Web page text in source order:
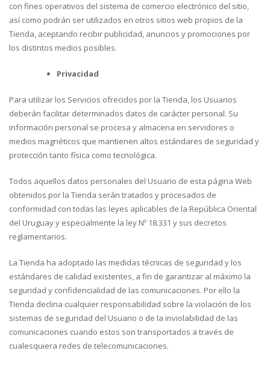
con fines operativos del sistema de comercio electrónico del sitio,
así como podrán ser utilizados en otros sitios web propios de la
Tienda, aceptando recibir publicidad, anuncios y promociones por
los distintos medios posibles.
Privacidad
Para utilizar los Servicios ofrecidos por la Tienda, los Usuarios
deberán facilitar determinados datos de carácter personal. Su
información personal se procesa y almacena en servidores o
medios magnéticos que mantienen altos estándares de seguridad y
protección tanto física como tecnológica.
Todos aquellos datos personales del Usuario de esta página Web
obtenidos por la Tienda serán tratados y procesados de
conformidad con todas las leyes aplicables de la República Oriental
del Uruguay y especialmente la ley Nº 18.331 y sus decretos
reglamentarios.
La Tienda ha adoptado las medidas técnicas de seguridad y los
estándares de calidad existentes, a fin de garantizar al máximo la
seguridad y confidencialidad de las comunicaciones. Por ello la
Tienda declina cualquier responsabilidad sobre la violación de los
sistemas de seguridad del Usuario o de la inviolabilidad de las
comunicaciones cuando estos son transportados a través de
cualesquiera redes de telecomunicaciones.